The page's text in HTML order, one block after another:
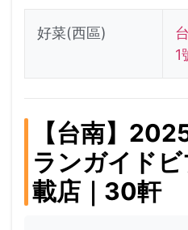
好菜(西區)
1
【台南】
ランガイド
載店｜30軒